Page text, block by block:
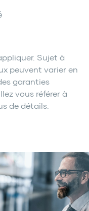
Sujet à
peuvent varier en
garanties
vous référer à
de détails.